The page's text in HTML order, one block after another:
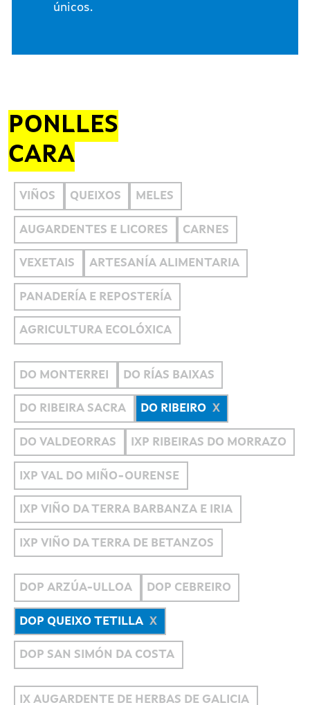
únicos.
PONLLES
CARA
VIÑOS QUEIXOS MELES
AUGARDENTES E LICORES CARNES
VEXETAIS ARTESANÍA ALIMENTARIA
PANADERÍA E REPOSTERÍA
AGRICULTURA ECOLÓXICA
DO MONTERREI DO RÍAS BAIXAS
DO RIBEIRA SACRA DO RIBEIRO
DO VALDEORRAS IXP RIBEIRAS DO MORRAZO
IXP VAL DO MIÑO-OURENSE
IXP VIÑO DA TERRA BARBANZA E IRIA
IXP VIÑO DA TERRA DE BETANZOS
DOP ARZÚA-ULLOA DOP CEBREIRO
DOP QUEIXO TETILLA
DOP SAN SIMÓN DA COSTA
IX AUGARDENTE DE HERBAS DE GALICIA